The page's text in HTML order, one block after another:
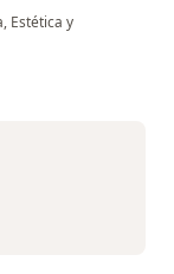
Estética y